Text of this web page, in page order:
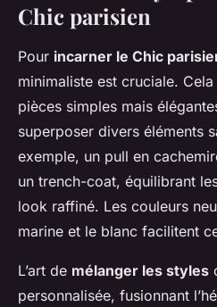
Chic parisien
Pour incarner le Chic
minimaliste est cruciale.
pièces simples mais
superposer divers éléments
exemple, un pull en
un trench-coat, équilibrant
look raffiné. Les couleurs
marine et le blanc facilitent
L’art de mélanger les styles
personnalisée, fusionnant